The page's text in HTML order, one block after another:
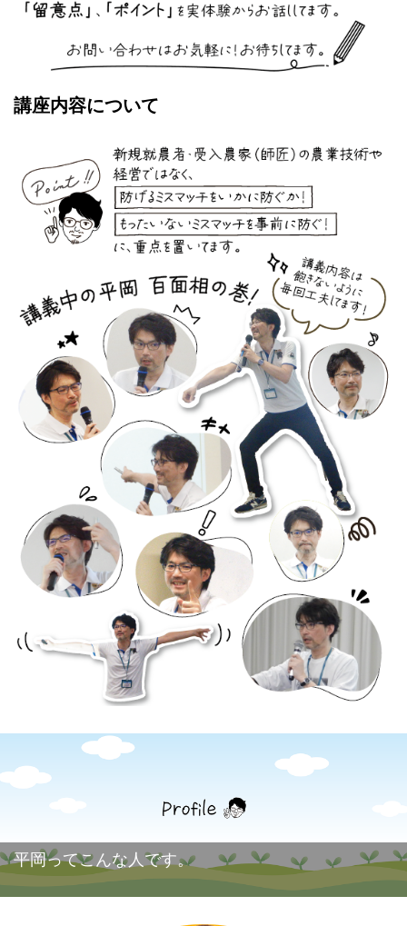
講座内容について
平岡ってこんな人です。